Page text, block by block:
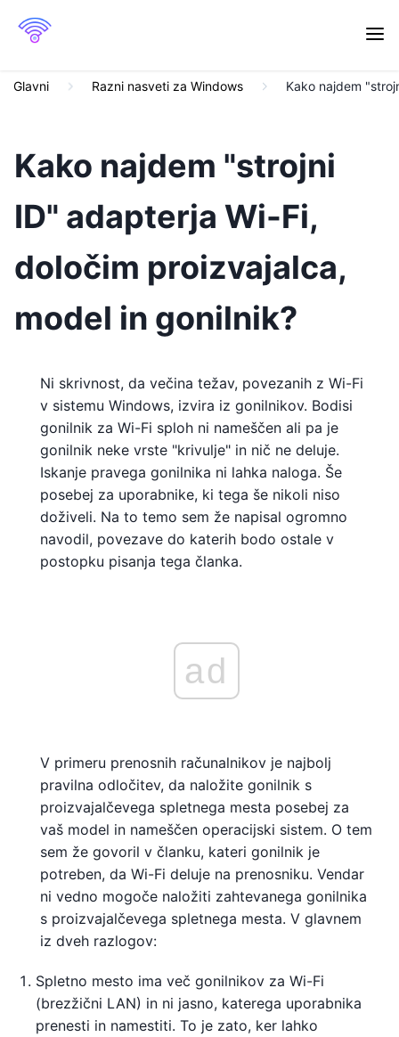
Glavni Razni nasveti za Windows Kako najdem
Kako najdem "strojni
ID" adapterja Wi-Fi,
določim proizvajalca,
model in gonilnik?
Ni skrivnost, da večina težav, povezanih z Wi-Fi
v sistemu Windows, izvira iz gonilnikov. Bodisi
gonilnik za Wi-Fi sploh ni nameščen ali pa je
gonilnik neke vrste "krivulje" in nič ne deluje.
Iskanje pravega gonilnika ni lahka naloga. Še
posebej za uporabnike, ki tega še nikoli niso
doživeli. Na to temo sem že napisal ogromno
navodil, povezave do katerih bodo ostale v
postopku pisanja tega članka.
ad
V primeru prenosnih računalnikov je najbolj
pravilna odločitev, da naložite gonilnik s
proizvajalčevega spletnega mesta posebej za
vaš model in nameščen operacijski sistem. O tem
sem že govoril v članku, kateri gonilnik je
potreben, da Wi-Fi deluje na prenosniku. Vendar
ni vedno mogoče naložiti zahtevanega gonilnika
s proizvajalčevega spletnega mesta. V glavnem
iz dveh razlogov:
Spletno mesto ima več gonilnikov za Wi-Fi
(brezžični LAN) in ni jasno, katerega uporabnika
prenesti in namestiti. To je zato, ker lahko